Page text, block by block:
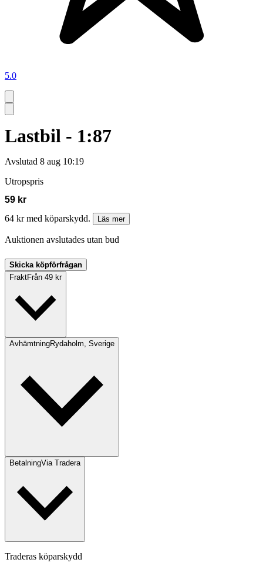
5.0
Lastbil - 1:87
Avslutad 8 aug 10:19
Utropspris
59 kr
64 kr med köparskydd.
Läs mer
Auktionen avslutades utan bud
Skicka köpförfrågan
FraktFrån 49 kr
AvhämtningRydaholm, Sverige
BetalningVia Tradera
Traderas köparskydd